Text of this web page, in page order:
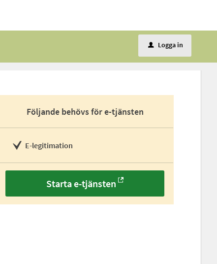
u Logga in
Följande behövs för e-tjänsten
E-legitimation
Starta e-tjänsten